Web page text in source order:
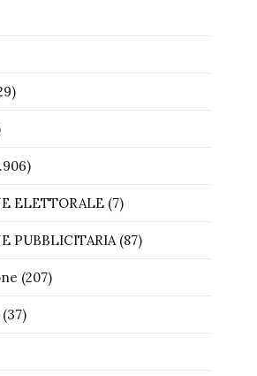
ELETTORALE(7)
PUBBLICITARIA(87)
(207)